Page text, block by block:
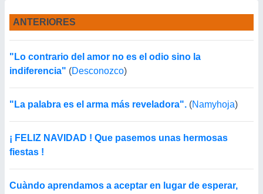
ANTERIORES
"Lo contrario del amor no es el odio sino la
indiferencia" (Desconozco)
"La palabra es el arma más reveladora". (Namyhoja)
¡ FELIZ NAVIDAD ! Que pasemos unas hermosas
fiestas !
Cuàndo aprendamos a aceptar en lugar de esperar,